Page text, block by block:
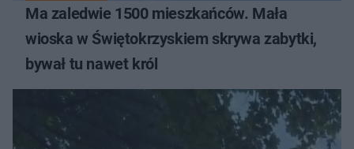
Ma zaledwie 1500 mieszkańców. Mała
wioska w Świętokrzyskiem skrywa zabytki,
bywał tu nawet król